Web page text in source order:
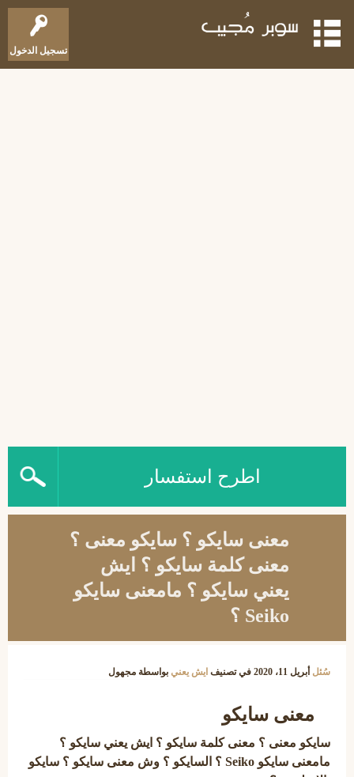
تسجيل الدخول
اطرح استفسار
معنى سايكو ؟ سايكو معنى ؟
معنى كلمة سايكو ؟ ايش
يعني سايكو ؟ مامعنى سايكو
Seiko ؟
سُئل أبريل 11، 2020 في تصنيف ايش يعني بواسطة مجهول
معنى سايكو
سايكو معنى ؟ معنى كلمة سايكو ؟ ايش يعني سايكو ؟
مامعنى سايكو Seiko ؟
السايكو ؟ وش معنى سايكو ؟ سايكو